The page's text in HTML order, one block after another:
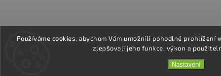
Používáme cookies, abychom Vám umožnili pohodlné
zlepšovali jeho funkce, výkon a
Nastavení